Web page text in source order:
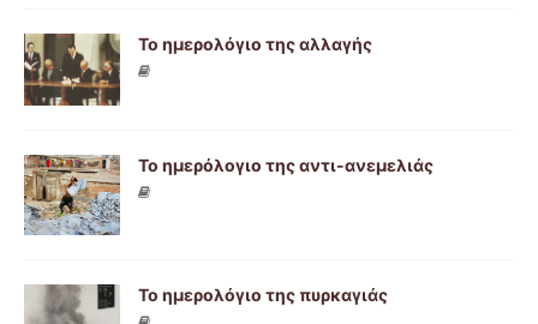
Το ημερολόγιο της αλλαγής
Το ημερόλογιο της αντι-ανεμελιάς
Το ημερολόγιο της πυρκαγιάς